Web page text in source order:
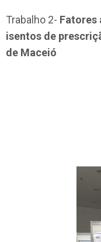
Trabalho 2- Fatores
isentos de
de Maceió